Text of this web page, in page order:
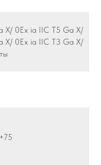
X/ 0Ex ia IIC T5 Ga X/
X/ 0Ex ia IIC T3 Ga X/